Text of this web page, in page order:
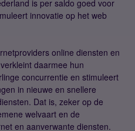
is per saldo goed voor
innovatie op het web
online diensten en
daarmee hun
concurrentie en stimuleert
in nieuwe en snellere
Dat is, zeker op de
welvaart en de
en aanverwante diensten.